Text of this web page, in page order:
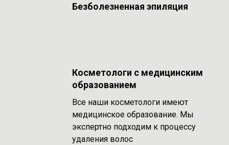
Безболезненная эпиляция
Косметологи с медицинским
образованием
Все наши косметологи имеют
медицинское образование. Мы
экспертно подходим к процессу
удаления волос